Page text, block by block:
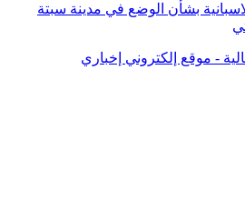
بشأن الوضع في مدينة سبتة